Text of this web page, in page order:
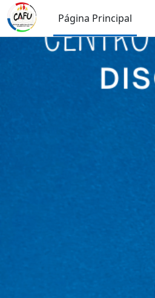
Salta al contenido principal
Página Principal